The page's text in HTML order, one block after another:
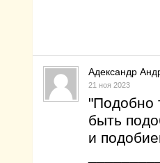
Адександр
21 ноя 2023
"Подобно
быть
и